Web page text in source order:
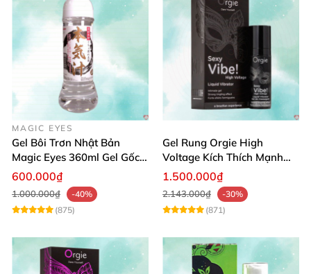
MAGIC EYES
Gel Bôi Trơn Nhật Bản
Magic Eyes 360ml Gel Gốc
Nước An Toàn
600.000₫
1.000.000₫
-40%
(875)
Gel Rung Orgie High
Voltage Kích Thích Mạnh
Tăng Ham Muốn
1.500.000₫
2.143.000₫
-30%
(871)